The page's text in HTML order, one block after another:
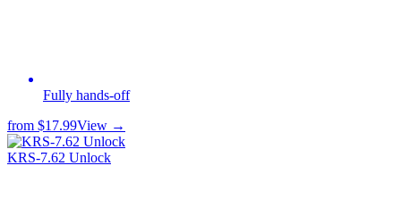
Fully hands-off
from $17.99View →
KRS-7.62 Unlock